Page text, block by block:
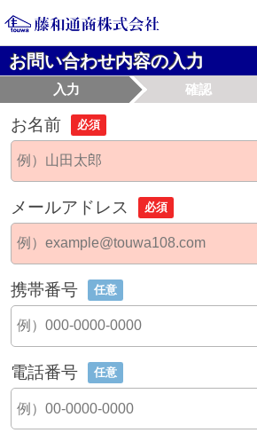
お問い合わせ内容の入力
入力 確認
お名前 必須
メールアドレス 必須
携帯番号 任意
電話番号 任意